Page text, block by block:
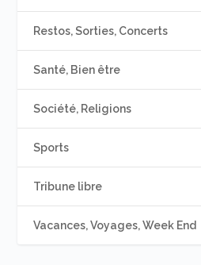
Restos, Sorties, Concerts
Santé, Bien être
Société, Religions
Sports
Tribune libre
Vacances, Voyages, Week End